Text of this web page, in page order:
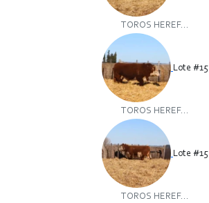
TOROS HEREF...
Lote #15
TOROS HEREF...
Lote #15
TOROS HEREF...